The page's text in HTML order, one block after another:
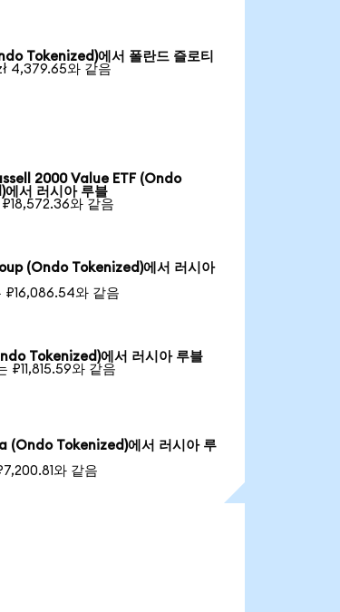
Tokenized)에서 폴란드 즐로티
4,379.65와 같음
2000 Value ETF (Ondo
서 러시아 루블
와 같음
(Ondo Tokenized)에서 러시아
₽16,086.54와 같음
Tokenized)에서 러시아 루블
₽11,815.59와 같음
(Ondo Tokenized)에서 러시아 루
와 같음